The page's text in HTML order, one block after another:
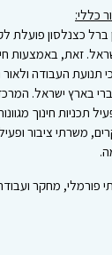
כללי:
ברל כצנלסון פועלת
זאת, באמצעות
תנועת העבודה
בארץ ישראל. המרכז
תכניות חינוך
משרתי ציבור
פורמלי, מחקר